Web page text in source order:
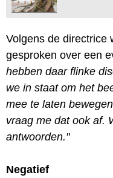
Volgens de directrice
gesproken over een
hebben daar flinke
we in staat om het
mee te laten
vraag me dat ook af.
antwoorden."
Negatief